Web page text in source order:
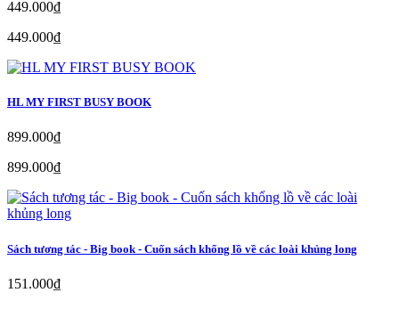
449.000₫
449.000₫
HL MY FIRST BUSY BOOK
899.000₫
899.000₫
Sách tương tác - Big book - Cuốn sách khổng lồ về các loài khủng long
151.000₫